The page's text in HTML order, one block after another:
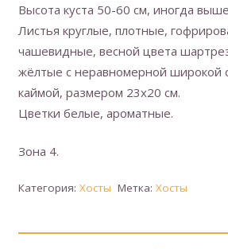
Высота куста 50-60 см, иногда
Листья круглые, плотные,
чашевидные, весной цвета
жёлтые с неравномерной широкой
каймой, размером 23х20 см.
Цветки белые, ароматные.
Зона 4.
Категория: Хосты Метка: Хосты